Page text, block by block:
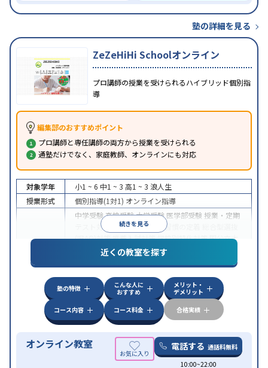
塾の詳細を見る
ZeZeHiHi Schoolオンライン
プロ講師の授業を受けられるハイブリッド個別指
導
編集部のおすすめポイント
プロ講師と専任講師の両方から授業を受けられる
通塾だけでなく、家庭教師、オンラインにも対応
続きを見る
対象学年 小1 ~ 6 中1 ~ 3 高1 ~ 3 浪人生
授業形式
個別指導(1対1) オンライン指導
中学受験高校受験大学受験 医学部受験 授業・定期
テスト対策
内申点対策 学習習慣の定着
(旧AO)対策推薦入試対策学校別特化対策国公立大
私大対策共通テスト対策
英語・英会話特化
特徴
中高一貫校生に対応授業の振替可能 不登校生に対
オンライン対応 1科目から受講可能季節講習の
みの受講可
自習室あり
近くの教室を探す
塾の特徴
こんな人に
おすすめ
メリット・
デメリット
コース内容
コース料金 合格実績
オンライン教室 電話する 通話料無料
10:00~22:00